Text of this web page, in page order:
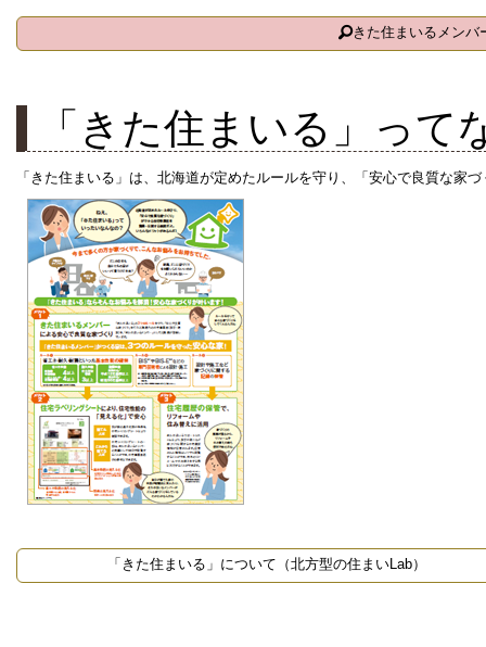
2020年12月25日「北方型
2020年12月08日 「北方型
2021年1月中旬を予
す)。
2020年05月23日 アップデ
を更新しました。
2020年04月27日
に伴い、5月22日は
用ができません。
て。
きた住まいるメンバ
「きた住まいる」って
「きた住まいる」は、北海道が定めたルールを守り、「安心で良質な家
「きた住まいる」について（北方型の住まいLab）